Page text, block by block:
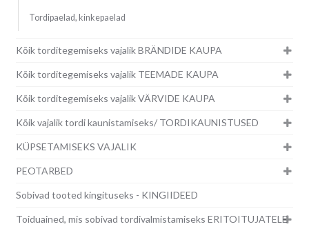
Tordipaelad, kinkepaelad
Kõik torditegemiseks vajalik BRÄNDIDE KAUPA
Kõik torditegemiseks vajalik TEEMADE KAUPA
Kõik torditegemiseks vajalik VÄRVIDE KAUPA
Kõik vajalik tordi kaunistamiseks/ TORDIKAUNISTUSED
KÜPSETAMISEKS VAJALIK
PEOTARBED
Sobivad tooted kingituseks - KINGIIDEED
Toiduained, mis sobivad tordivalmistamiseks ERITOITUJATELE